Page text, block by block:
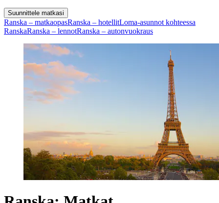
Suunnittele matkasi
Ranska – matkaopasRanska – hotellitLoma-asunnot kohteessa
RanskaRanska – lennotRanska – autonvuokraus